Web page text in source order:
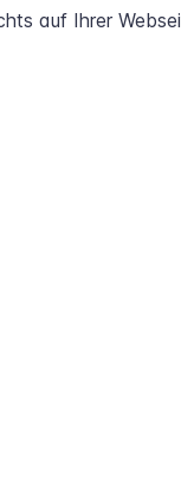
auf Ihrer